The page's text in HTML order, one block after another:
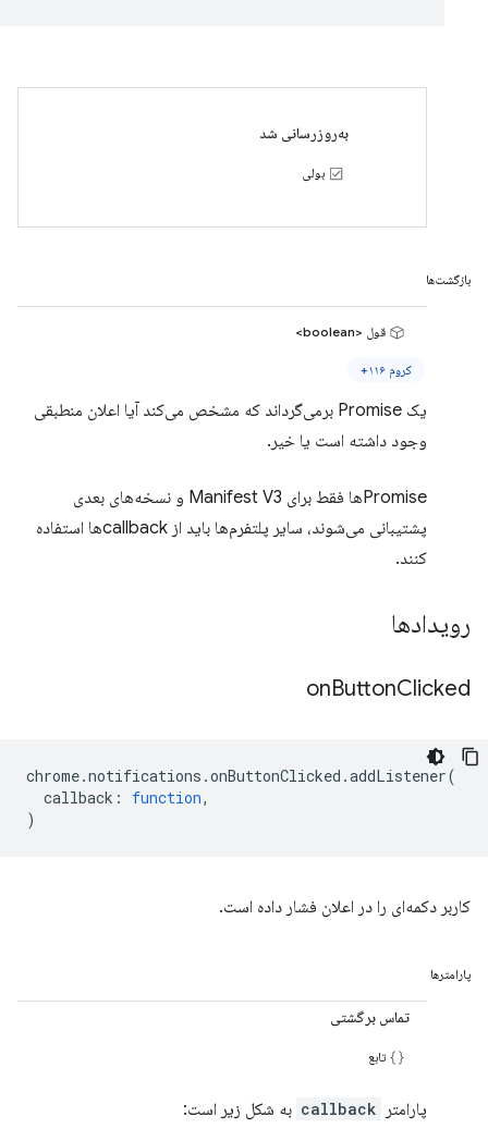
به‌روزرسانی شد
بولی
بازگشت‌ها
قول <boolean>
کروم ۱۱۶+
یک Promise برمی‌گرداند که مشخص می‌کند آیا اعلان منطبقی
وجود داشته است یا خیر.
Promiseها فقط برای Manifest V3 و نسخه‌های بعدی
پشتیبانی می‌شوند، سایر پلتفرم‌ها باید از callbackها استفاده
کنند.
رویدادها
onButtonClicked
chrome.notifications .onButtonClicked .addListener(
callback : function,
)
کاربر دکمه‌ای را در اعلان فشار داده است.
پارامترها
تماس برگشتی
تابع
پارامتر callback به شکل زیر است: